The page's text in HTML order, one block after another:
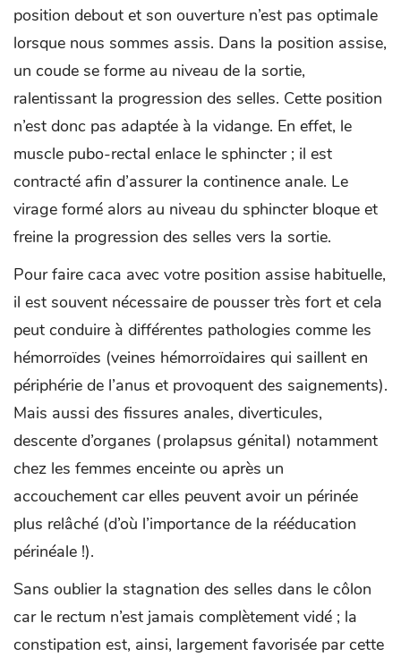
position debout et son ouverture n’est pas optimale
lorsque nous sommes assis. Dans la position assise,
un coude se forme au niveau de la sortie,
ralentissant la progression des selles. Cette position
n’est donc pas adaptée à la vidange. En effet, le
muscle pubo-rectal enlace le sphincter ; il est
contracté afin d’assurer la continence anale. Le
virage formé alors au niveau du sphincter bloque et
freine la progression des selles vers la sortie.
Pour faire caca avec votre position assise habituelle,
il est souvent nécessaire de pousser très fort et cela
peut conduire à différentes pathologies comme les
hémorroïdes (veines hémorroïdaires qui saillent en
périphérie de l’anus et provoquent des saignements).
Mais aussi des fissures anales, diverticules,
descente d’organes (prolapsus génital) notamment
chez les femmes enceinte ou après un
accouchement car elles peuvent avoir un périnée
plus relâché (d’où l’importance de la rééducation
périnéale !).
Sans oublier la stagnation des selles dans le côlon
car le rectum n’est jamais complètement vidé ; la
constipation est, ainsi, largement favorisée par cette